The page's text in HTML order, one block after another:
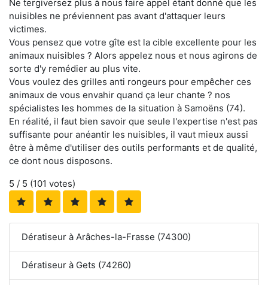
Ne tergiversez plus à nous faire appel étant donné que les
nuisibles ne préviennent pas avant d'attaquer leurs
victimes.
Vous pensez que votre gîte est la cible excellente pour les
animaux nuisibles ? Alors appelez nous et nous agirons de
sorte d'y remédier au plus vite.
Vous voulez des grilles anti rongeurs pour empêcher ces
animaux de vous envahir quand ça leur chante ? nos
spécialistes les hommes de la situation à Samoëns (74).
En réalité, il faut bien savoir que seule l'expertise n'est pas
suffisante pour anéantir les nuisibles, il vaut mieux aussi
être à même d'utiliser des outils performants et de qualité,
ce dont nous disposons.
5 / 5 (101 votes)
Dératiseur à Arâches-la-Frasse (74300)
Dératiseur à Gets (74260)